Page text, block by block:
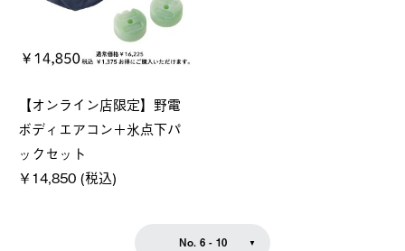
【オンライン店限定】野電
ボディエアコン＋氷点下パ
ックセット
￥14,850 (税込)
No. 6 - 10